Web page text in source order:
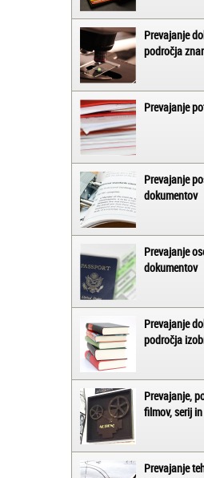
Prevajanje
področja
Prevajanje
Prevajanje
dokumentov
Prevajanje
dokumentov
Prevajanje
področja
Prevajanje,
filmov, serij
Prevajanje